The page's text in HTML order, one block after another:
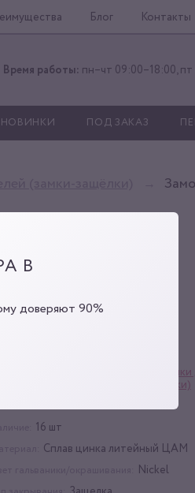
Блог Контакты
Время работы: пн–чт 09:00–18:00,
НОВИНКИ ПОД ЗАКАЗ
Замки
портфелей (замки-защёлки)
16 шт
Сплав цинка литейный ЦАМ
Nickel
В
доверяют 90%